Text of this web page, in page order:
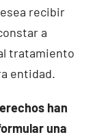
recibir
a
tratamiento
entidad.
han
una